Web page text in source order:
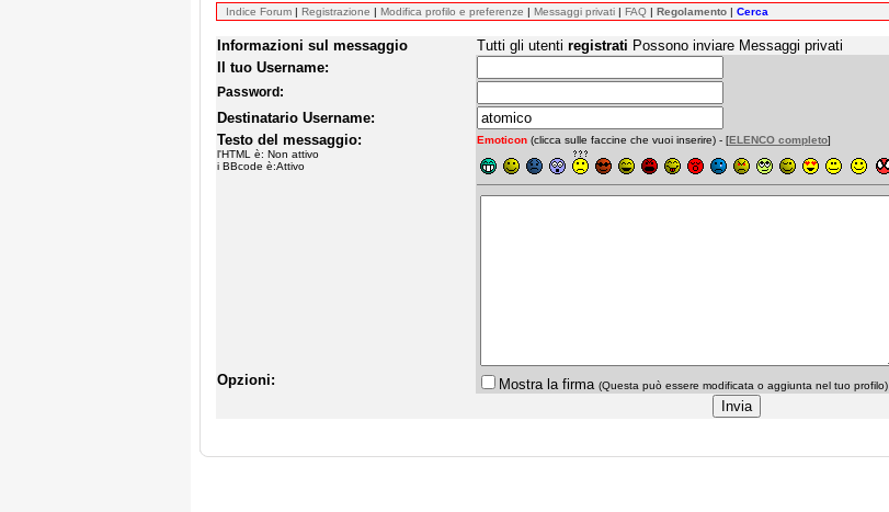
Indice Forum | Registrazione | Modifica profilo e preferenze | Messaggi privati | FAQ | Regolamento | Cerca
Informazioni sul messaggio Tutti gli utenti registrati Possono inviare Messaggi privati
Il tuo Username:
Password:
Destinatario Username:
Testo del messaggio:
l'HTML è: Non attivo
i BBcode è:Attivo
Emoticon (clicca sulle faccine che vuoi inserire) - [ELENCO completo]
Opzioni: Mostra la firma (Questa può essere modificata o aggiunta nel tuo profilo)